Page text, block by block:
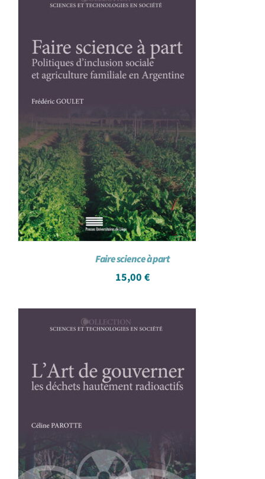
Panier WooCommerce
Faire science à part
15,00 €